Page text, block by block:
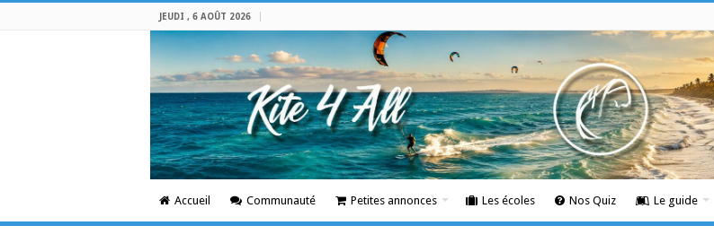
JEUDI , 6 AOÛT 2026
Accueil Communauté Petites annonces Les écoles Nos Quiz Le guide